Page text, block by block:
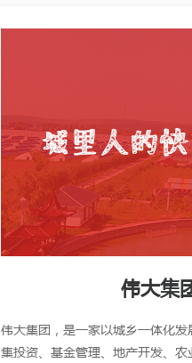
伟大集
伟大集团，是一家以城乡一体化发
集投资、基金管理、地产开发、